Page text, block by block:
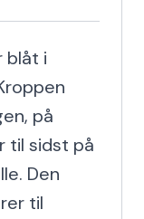
blåt i
på
til sidst på
Den
til